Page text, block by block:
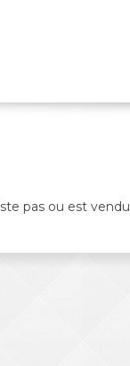
pas ou est vendu